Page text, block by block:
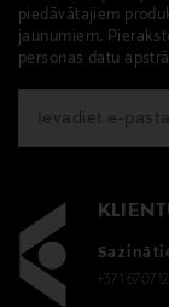
NBI Nordic
Eteläranta 6, LH
Atslēgvārdi
piedāvātajiem
jaunumiem.
personas datu
+371